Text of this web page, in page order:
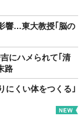
響…東大教授｢脳の
にハメられて｢清
路
にくい体をつくる｣